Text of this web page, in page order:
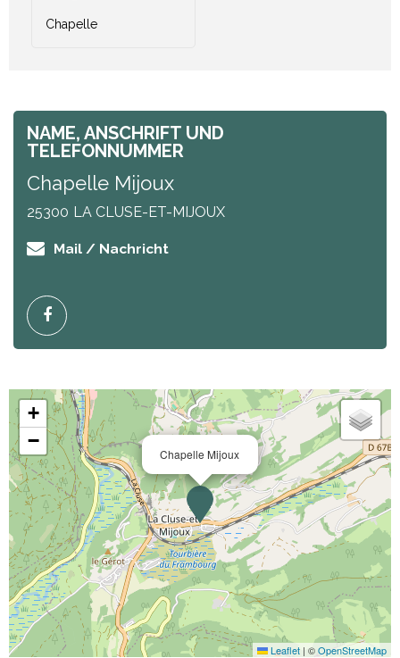
Chapelle
NAME, ANSCHRIFT UND
TELEFONNUMMER
Chapelle Mijoux
25300 LA CLUSE-ET-MIJOUX
Mail / Nachricht
Chapelle Mijoux
+
−
Leaflet | ©OpenStreetMap